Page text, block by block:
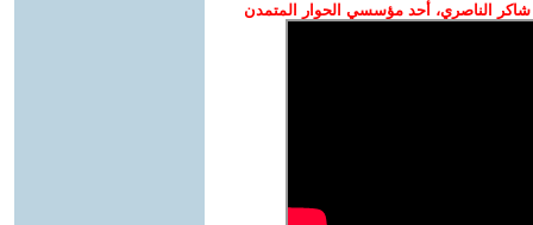
الناصري، أحد مؤسسي الحوار المتمدن